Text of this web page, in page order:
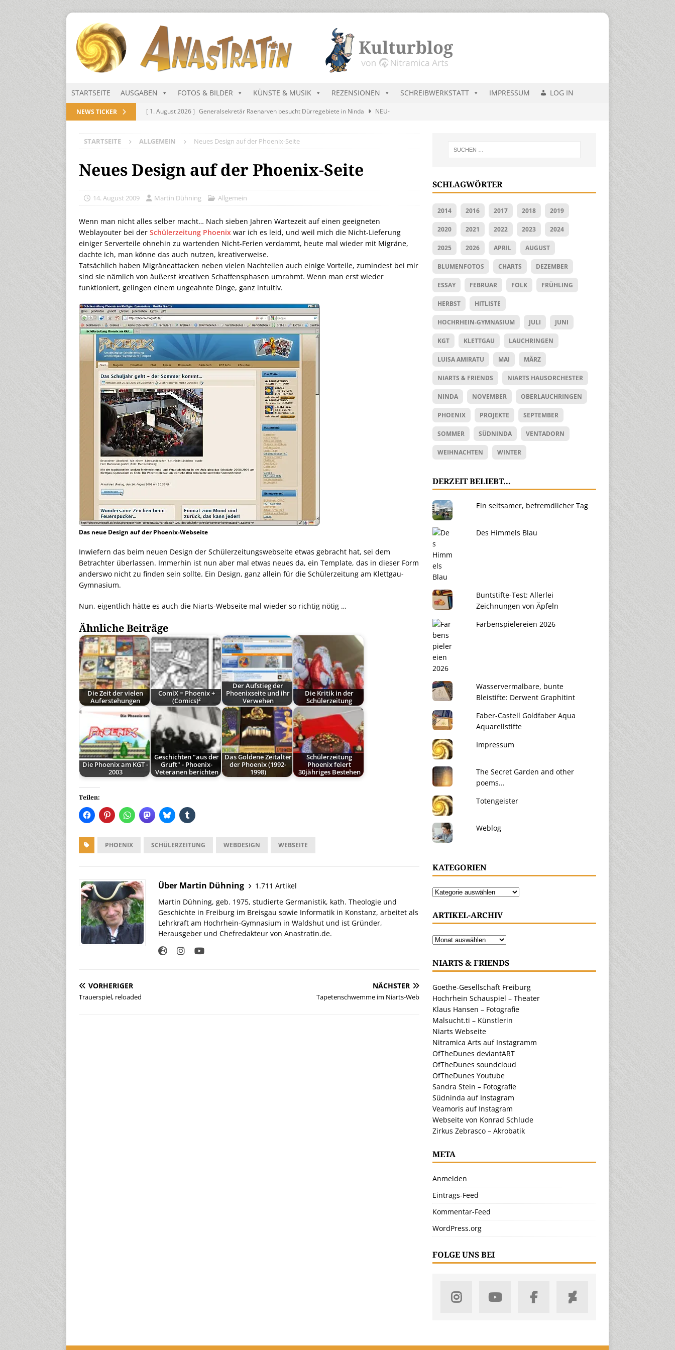
STARTSEITE AUSGABEN FOTOS & BILDER KÜNSTE & MUSIK REZENSIONEN SCHREIBWERKSTATT IMPRESSUM LOG IN
NEWS TICKER [ 1. August 2026 ] Generalsekretär Raenarven besucht Dürregebiete in Ninda
NEU-
[ 1. August 2026 ] Niarts Musik wird erst mal unöffentlich…
[ 31. Juli 2026 ]
Des Himmels Blau
MALMEDIEN UND RATGEBER
[ 31. Juli 2026 ]
[ 1. August 2026 ] Die Niarts Charts im August 2026
STARTSEITE ALLGEMEIN Neues Design auf der Phoenix-Seite
Neues Design auf der Phoenix-Seite
14. August 2009 Martin Dühning Allgemein
Wenn man nicht alles selber macht… Nach sieben Jahren Wartezeit auf einen geeigneten
Weblayouter bei der Schülerzeitung Phoenix war ich es leid, und weil mich die Nicht-Lieferung
einiger Serverteile ohnehin zu wartenden Nicht-Ferien verdammt, heute mal wieder mit Migräne,
dachte ich, man könne das auch nutzen, kreativerweise.
Tatsächlich haben Migräneattacken neben vielen Nachteilen auch einige Vorteile, zumindest bei mir
sind sie nämlich von äußerst kreativen Schaffensphasen umrahmt. Wenn man erst wieder
funktioniert, gelingen einem ungeahnte Dinge, ganz intuitiv.
Das neue Design auf der Phoenix-Webseite
Inwiefern das beim neuen Design der Schülerzeitungswebseite etwas gebracht hat, sei dem
Betrachter überlassen. Immerhin ist nun aber mal etwas neues da, ein Template, das in dieser Form
anderswo nicht zu finden sein sollte. Ein Design, ganz allein für die Schülerzeitung am Klettgau-
Gymnasium.
Nun, eigentlich hätte es auch die Niarts-Webseite mal wieder so richtig nötig …
Ähnliche Beiträge
Die Zeit der vielen
Auferstehungen
ComiX = Phoenix +
(Comics)²
Der Aufstieg der
Phoenixseite und ihr
Verwehen
Die Kritik in der
Schülerzeitung
Die Phoenix am KGT -
2003
Geschichten "aus der
Gruft" - Phoenix-
Veteranen berichten
Das Goldene Zeitalter
der Phoenix (1992-
1998)
Schülerzeitung
Phoenix feiert
30jähriges Bestehen
Teilen:
PHOENIX SCHÜLERZEITUNG WEBDESIGN WEBSEITE
Über Martin Dühning
1.711 Artikel
Martin Dühning, geb. 1975, studierte Germanistik, kath. Theologie und
Geschichte in Freiburg im Breisgau sowie Informatik in Konstanz, arbeitet als
Lehrkraft am Hochrhein-Gymnasium in Waldshut und ist Gründer,
Herausgeber und Chefredakteur von Anastratin.de.
VORHERIGER
Trauerspiel, reloaded
NÄCHSTER
Tapetenschwemme im Niarts-Web
SCHLAGWÖRTER
2014 2016 2017 2018 2019
2020 2021 2022 2023 2024
2025 2026 APRIL AUGUST
BLUMENFOTOS CHARTS DEZEMBER
ESSAY FEBRUAR FOLK FRÜHLING
HERBST HITLISTE
HOCHRHEIN-GYMNASIUM JULI JUNI
KGT KLETTGAU LAUCHRINGEN
LUISA AMIRATU MAI MÄRZ
NIARTS & FRIENDS NIARTS HAUSORCHESTER
NINDA NOVEMBER OBERLAUCHRINGEN
PHOENIX PROJEKTE SEPTEMBER
SOMMER SÜDNINDA VENTADORN
WEIHNACHTEN WINTER
DERZEIT BELIEBT…
Ein seltsamer, befremdlicher Tag
Des Himmels Blau
Buntstifte-Test: Allerlei
Zeichnungen von Äpfeln
Farbenspielereien 2026
Wasservermalbare, bunte
Bleistifte: Derwent Graphitint
Faber-Castell Goldfaber Aqua
Aquarellstifte
Impressum
The Secret Garden and other
poems...
Totengeister
Weblog
KATEGORIEN
ARTIKEL-ARCHIV
NIARTS & FRIENDS
Goethe-Gesellschaft Freiburg
Hochrhein Schauspiel – Theater
Klaus Hansen – Fotografie
Malsucht.ti – Künstlerin
Niarts Webseite
Nitramica Arts auf Instagramm
OfTheDunes deviantART
OfTheDunes soundcloud
OfTheDunes Youtube
Sandra Stein – Fotografie
Südninda auf Instagram
Veamoris auf Instagram
Webseite von Konrad Schlude
Zirkus Zebrasco – Akrobatik
META
Anmelden
Eintrags-Feed
Kommentar-Feed
WordPress.org
FOLGE UNS BEI